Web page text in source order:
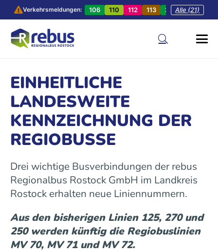
Verkehrsmeldungen: 106 110 112 113 201 202
Alle (21)
EINHEITLICHE
LANDESWEITE
KENNZEICHNUNG DER
REGIOBUSSE
Drei wichtige Busverbindungen der rebus
Regionalbus Rostock GmbH im Landkreis
Rostock erhalten neue Liniennummern.
Aus den bisherigen Linien 125, 270 und
250 werden künftig die Regiobuslinien
MV 70, MV 71 und MV 72.